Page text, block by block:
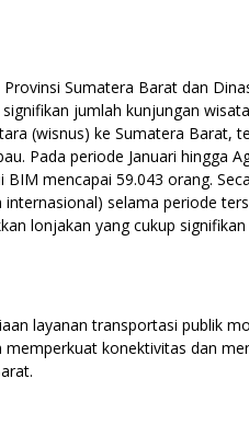
Sumatera Barat dan
jumlah kunjungan
(wisnus) ke Sumatera Barat,
Pada periode Januari hingga
mencapai 59.043 orang.
selama periode
lonjakan yang cukup signifikan
layanan transportasi publik
konektivitas dan